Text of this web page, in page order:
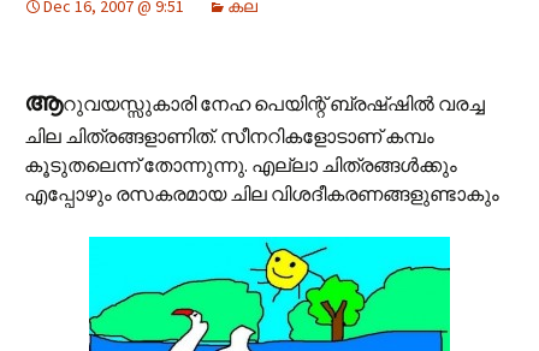
Dec 16, 2007 @ 9:51 കല
ആറുവയസ്സുകാരി നേഹ പെയിന്റ്‌ ബ്രഷ്ഷില്‍ വരച്ച
ചില ചിത്രങ്ങളാണിത്‌. സീനറികളോടാണ്‌ കമ്പം
കൂടുതലെന്ന്‌ തോന്നുന്നു. എല്ലാ ചിത്രങ്ങള്‍ക്കും
എപ്പോഴും രസകരമായ ചില വിശദീകരണങ്ങളുണ്ടാകും